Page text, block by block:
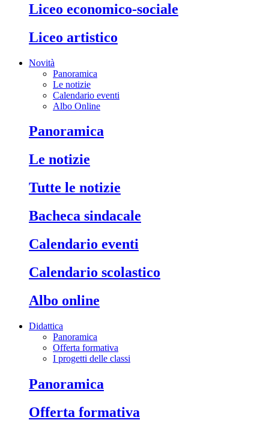
liceo economico-sociale
liceo artistico
Novità
Panoramica
Le notizie
Calendario eventi
Albo Online
panoramica
le notizie
tutte le notizie
bacheca sindacale
calendario eventi
calendario scolastico
albo online
Didattica
Panoramica
Offerta formativa
I progetti delle classi
panoramica
offerta formativa